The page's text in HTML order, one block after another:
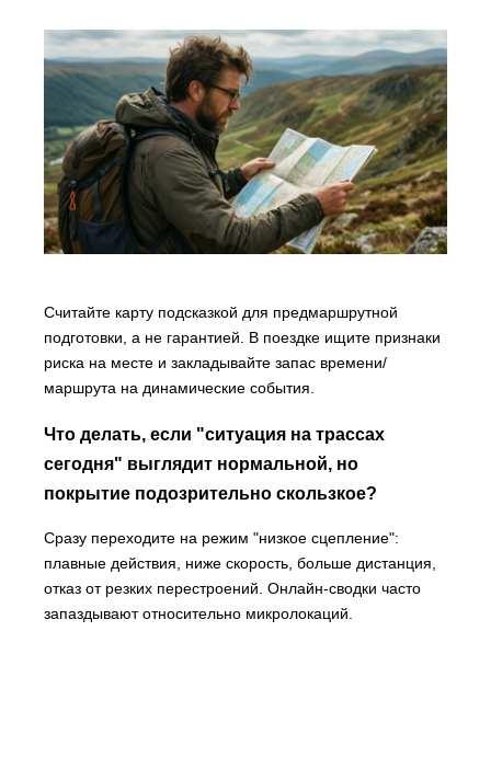
Считайте карту подсказкой для предмаршрутной
подготовки, а не гарантией. В поездке ищите признаки
риска на месте и закладывайте запас времени/
маршрута на динамические события.
Что делать, если "ситуация на трассах
сегодня" выглядит нормальной, но
покрытие подозрительно скользкое?
Сразу переходите на режим "низкое сцепление":
плавные действия, ниже скорость, больше дистанция,
отказ от резких перестроений. Онлайн-сводки часто
запаздывают относительно микролокаций.